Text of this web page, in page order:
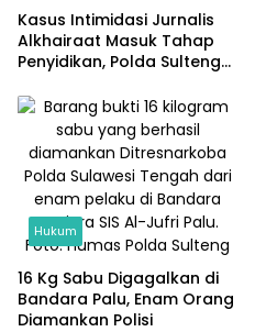
Kasus Intimidasi Jurnalis
Alkhairaat Masuk Tahap
Penyidikan, Polda Sulteng
Hukum
16 Kg Sabu Digagalkan di
Bandara Palu, Enam Orang
Diamankan Polisi